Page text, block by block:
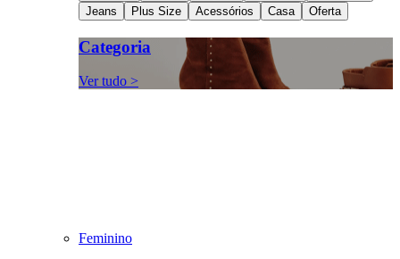
Jeans
Plus Size Acessórios Casa Oferta
Categoria
Ver tudo >
Feminino